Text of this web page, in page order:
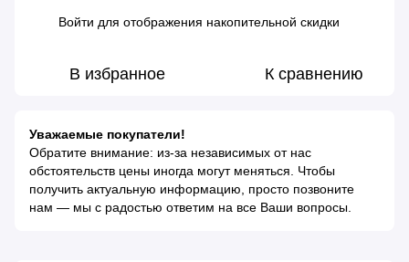
Войти для отображения накопительной скидки
В избранное К сравнению
Уважаемые покупатели!
Обратите внимание: из-за независимых от нас
обстоятельств цены иногда могут меняться. Чтобы
получить актуальную информацию, просто позвоните
нам — мы с радостью ответим на все Ваши вопросы.